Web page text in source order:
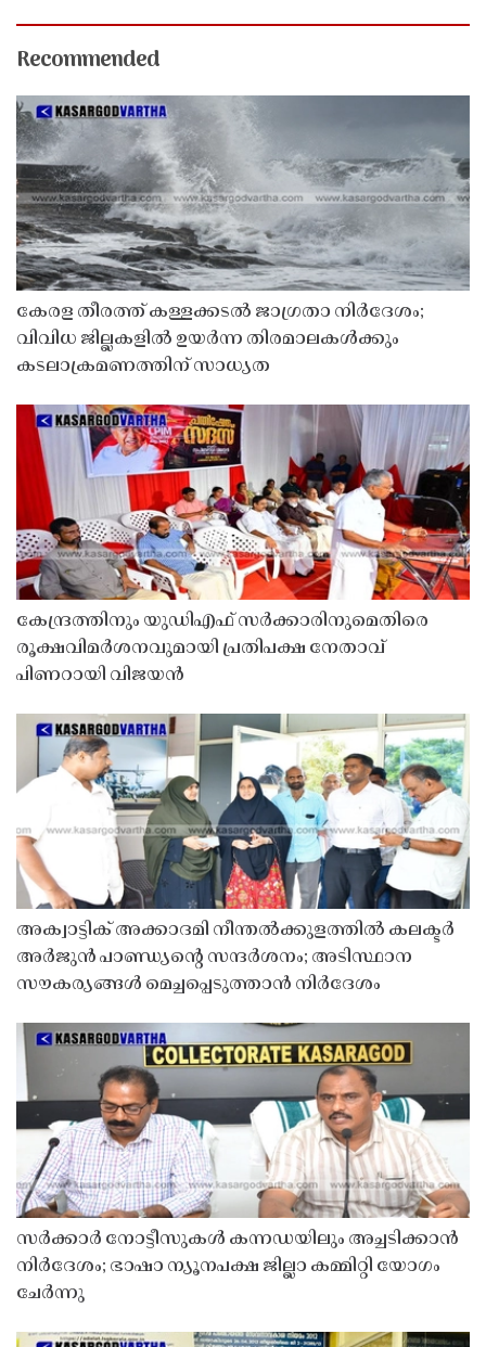
Recommended
കേരള തീരത്ത് കള്ളക്കടൽ ജാഗ്രതാ നിർദേശം;
വിവിധ ജില്ലകളിൽ ഉയർന്ന തിരമാലകൾക്കും
കടലാക്രമണത്തിന് സാധ്യത
കേന്ദ്രത്തിനും യുഡിഎഫ് സർക്കാരിനുമെതിരെ
രൂക്ഷവിമർശനവുമായി പ്രതിപക്ഷ നേതാവ്
പിണറായി വിജയൻ
അക്വാട്ടിക് അക്കാദമി നീന്തൽക്കുളത്തിൽ കലക്ടർ
അർജുൻ പാണ്ഡ്യൻ്റെ സന്ദർശനം; അടിസ്ഥാന
സൗകര്യങ്ങൾ മെച്ചപ്പെടുത്താൻ നിർദേശം
സർക്കാർ നോട്ടീസുകൾ കന്നഡയിലും അച്ചടിക്കാൻ
നിർദേശം; ഭാഷാ ന്യൂനപക്ഷ ജില്ലാ കമ്മിറ്റി യോഗം
ചേർന്നു